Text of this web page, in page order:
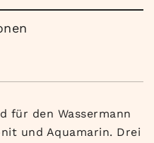
für den Wassermann
und Aquamarin. Drei